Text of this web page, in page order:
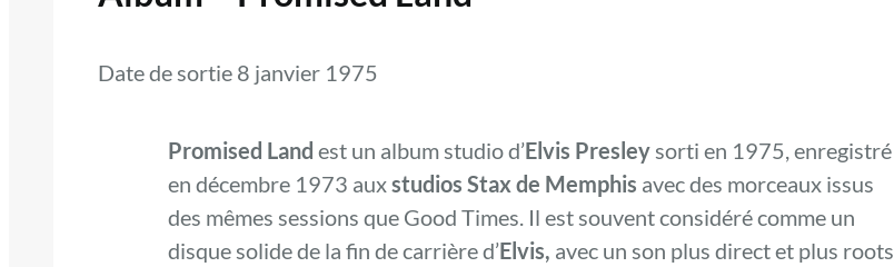
Date de sortie 8 janvier 1975
Promised Land est un album studio d’Elvis Presleysorti en 1975, enregistré
en décembre 1973 auxstudios Stax de Memphis avec des morceaux issus
des mêmes sessions que Good Times. Il est souvent considéré comme un
disque solide de la fin de carrière d’Elvis, avec un son plus direct et plus roots